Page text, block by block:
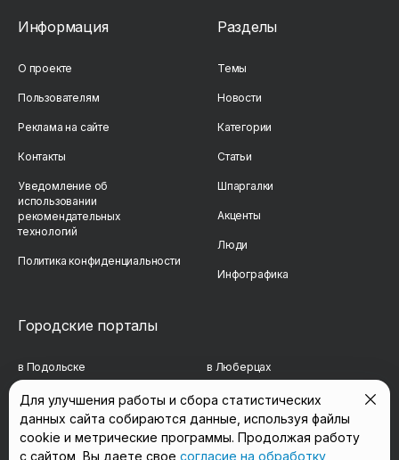
Информация
О проекте
Пользователям
Реклама на сайте
Контакты
Уведомление об
использовании
рекомендательных
технологий
Политика конфиденциальности
Разделы
Темы
Новости
Категории
Статьи
Шпаргалки
Акценты
Люди
Инфографика
Городские порталы
в Подольске в Люберцах
в Мытищах в Красногорске
в Реутове в Королёве
в Балашихе в Домодедово
Для улучшения работы и сбора статистических
данных сайта собираются данные, используя файлы
cookie и метрические программы. Продолжая работу
с сайтом, Вы даете свое согласие на обработку